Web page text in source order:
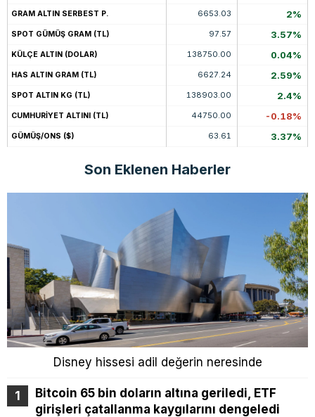
GRAM ALTIN SERBEST P. 6653.03 2%
SPOT GÜMÜŞ GRAM (TL) 97.57 3.57%
KÜLÇE ALTIN (DOLAR) 138750.00 0.04%
HAS ALTIN GRAM (TL) 6627.24 2.59%
SPOT ALTIN KG (TL) 138903.00 2.4%
CUMHURİYET ALTINI (TL) 44750.00 -0.18%
GÜMÜŞ/ONS ($) 63.61 3.37%
Son Eklenen Haberler
Disney hissesi adil değerin neresinde
Bitcoin 65 bin doların altına geriledi, ETF
girişleri çatallanma kaygılarını dengeledi